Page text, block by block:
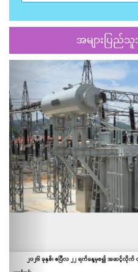
အများပြည်
Previous